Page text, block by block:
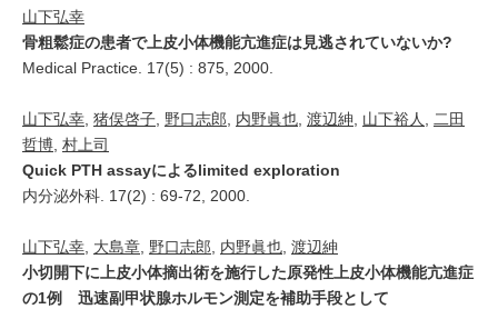
山下弘幸
骨粗鬆症の患者で上皮小体機能亢進症は見逃されていないか?
Medical Practice. 17(5) : 875, 2000.
山下弘幸 猪俣啓子 野口志郎 内野眞也 渡辺紳 山下裕人
二田
哲博 村上司
Quick PTH assayによるlimited exploration
内分泌外科. 17(2) : 69-72, 2000.
山下弘幸 大島章 野口志郎 内野眞也 渡辺紳
小切開下に上皮小体摘出術を施行した原発性上皮小体機能亢進症
の1例 迅速副甲状腺ホルモン測定を補助手段として